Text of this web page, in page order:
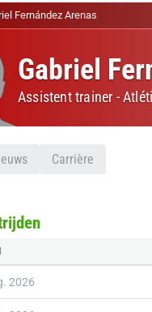
Fernández Arenas
Gabriel
Assistent trainer -
Carrière
2026